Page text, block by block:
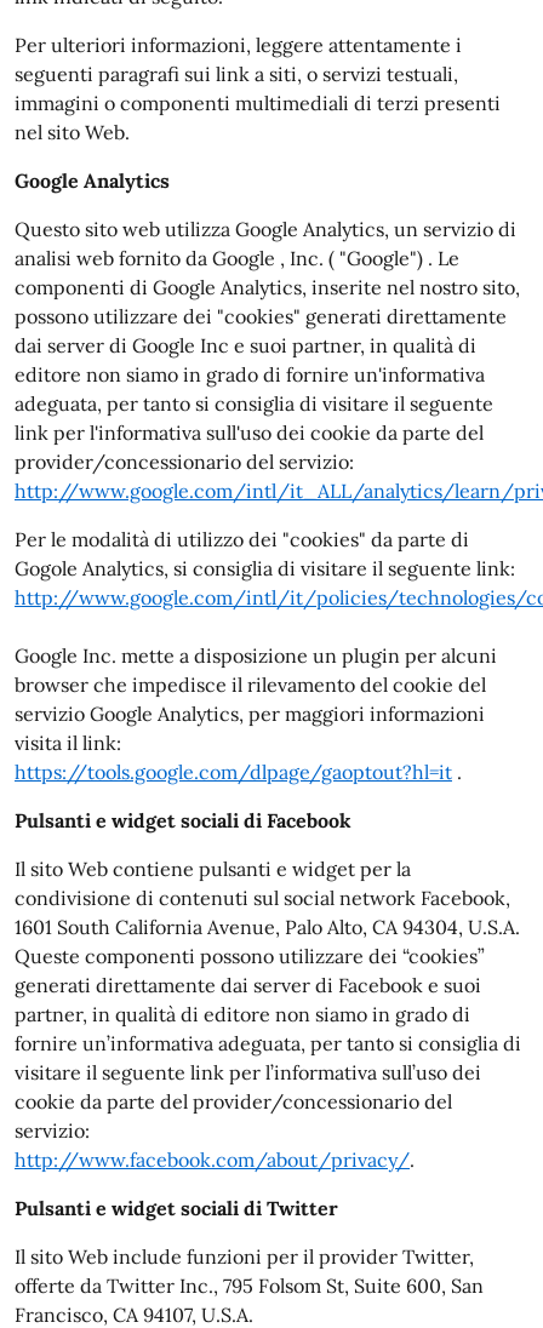
Per ulteriori informazioni, leggere attentamente i
seguenti paragrafi sui link a siti, o servizi testuali,
immagini o componenti multimediali di terzi presenti
nel sito Web.
Google Analytics
Questo sito web utilizza Google Analytics, un servizio di
analisi web fornito da Google , Inc. ( "Google") . Le
componenti di Google Analytics, inserite nel nostro sito,
possono utilizzare dei "cookies" generati direttamente
dai server di Google Inc e suoi partner, in qualità di
editore non siamo in grado di fornire un'informativa
adeguata, per tanto si consiglia di visitare il seguente
link per l'informativa sull'uso dei cookie da parte del
provider/concessionario del servizio:
http://www.google.com/intl/it_ALL/analytics/learn/
Per le modalità di utilizzo dei "cookies" da parte di
Gogole Analytics, si consiglia di visitare il seguente link:
http://www.google.com/intl/it/policies/technologies/
Google Inc. mette a disposizione un plugin per alcuni
browser che impedisce il rilevamento del cookie del
servizio Google Analytics, per maggiori informazioni
visita il link:
https://tools.google.com/dlpage/gaoptout?hl=it .
Pulsanti e widget sociali di Facebook
Il sito Web contiene pulsanti e widget per la
condivisione di contenuti sul social network Facebook,
1601 South California Avenue, Palo Alto, CA 94304, U.S.A.
Queste componenti possono utilizzare dei “cookies”
generati direttamente dai server di Facebook e suoi
partner, in qualità di editore non siamo in grado di
fornire un’informativa adeguata, per tanto si consiglia di
visitare il seguente link per l’informativa sull’uso dei
cookie da parte del provider/concessionario del
servizio:
http://www.facebook.com/about/privacy/.
Pulsanti e widget sociali di Twitter
Il sito Web include funzioni per il provider Twitter,
offerte da Twitter Inc., 795 Folsom St, Suite 600, San
Francisco, CA 94107, U.S.A.